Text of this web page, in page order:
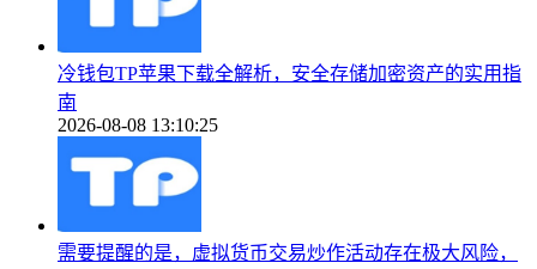
冷钱包TP苹果下载全解析，安全存储加密资产的实用指
南
2026-08-08 13:10:25
需要提醒的是，虚拟货币交易炒作活动存在极大风险，